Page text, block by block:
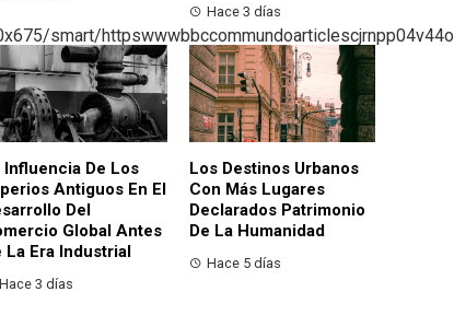
Hace 3 días
Influencia De Los
Antiguos En El
Del
Global Antes
La Era Industrial
Hace 3 días
Los Destinos Urbanos
Con Más Lugares
Declarados Patrimonio
De La Humanidad
Hace 5 días